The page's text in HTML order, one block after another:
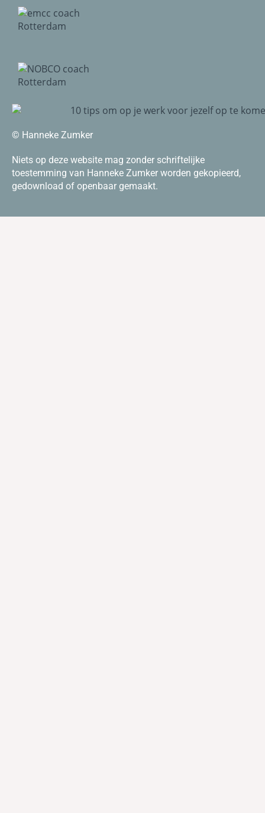
© Hanneke Zumker
Niets op deze website mag zonder schriftelijke
toestemming van Hanneke Zumker worden gekopieerd,
gedownload of openbaar gemaakt.